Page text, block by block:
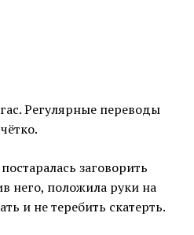
Регулярные переводы
заговорить
него, положила руки на
и не теребить скатерть.